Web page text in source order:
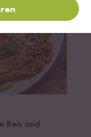
Reis und